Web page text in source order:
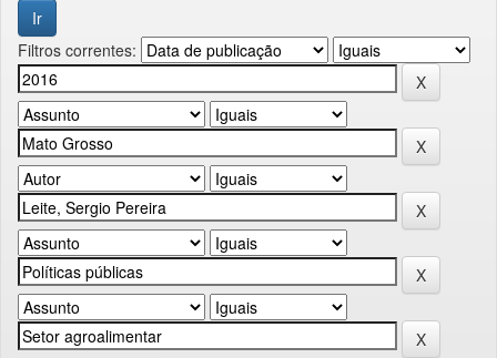
Filtros correntes: